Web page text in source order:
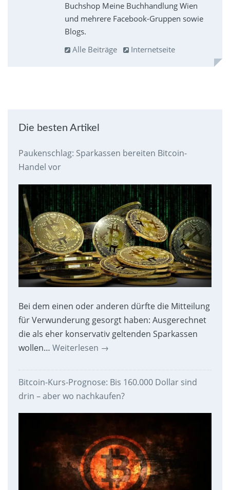
Buchshop Meine Buchhandlung Wien
und mehrere Facebook-Gruppen sowie
Blogs.
Alle Beiträge
Internetseite
Die besten Artikel
Paukenschlag: Sparkassen bereiten Bitcoin-
Handel vor
Bei dem einen oder anderen dürfte die Mitteilung
für Verwunderung gesorgt haben: Ausgerechnet
die als eher konservativ geltenden Sparkassen
wollen… Weiterlesen →
Bitcoin-Kurs-Prognose: Bis 160.000 Dollar sind
drin – aber wo nachkaufen?